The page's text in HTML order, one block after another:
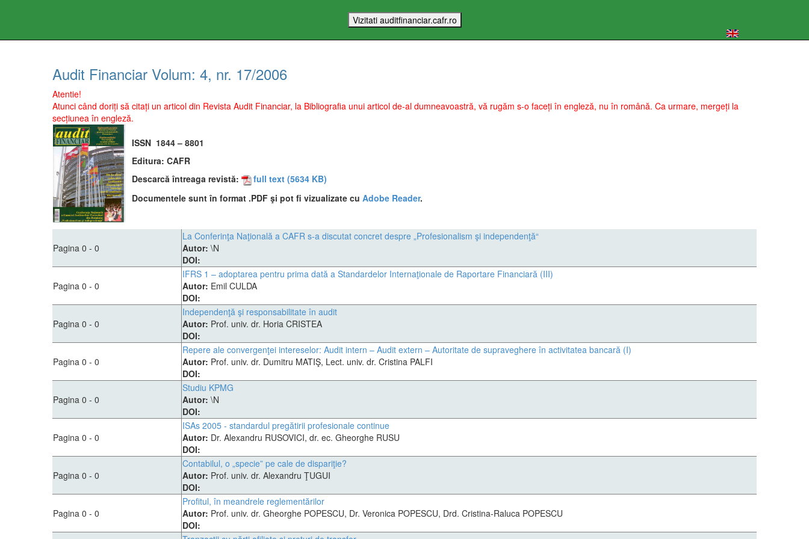
Audit Financiar Volum: 4, nr. 17/2006
Atentie!
Atunci când doriți să citați un articol din Revista Audit Financiar, la Bibliografia unui articol de-al dumneavoastră, vă rugăm s-o faceți în engleză, nu în română. Ca urmare, mergeți la
secțiunea în engleză.
ISSN 1844 – 8801
Editura: CAFR
Descarcă întreaga revistă:
full text (5634 KB)
Documentele sunt în format .PDF şi pot fi vizualizate cu Adobe Reader.
Pagina 0 - 0
La Conferinţa Naţională a CAFR s-a discutat concret despre „Profesionalism şi independenţă“
Autor: \N
DOI:
Pagina 0 - 0
IFRS 1 – adoptarea pentru prima dată a Standardelor Internaţionale de Raportare Financiară (III)
Autor: Emil CULDA
DOI:
Pagina 0 - 0
Independenţă şi responsabilitate în audit
Autor: Prof. univ. dr. Horia CRISTEA
DOI:
Pagina 0 - 0
Repere ale convergenţei intereselor: Audit intern – Audit extern – Autoritate de supraveghere în activitatea bancară (I)
Autor: Prof. univ. dr. Dumitru MATIŞ, Lect. univ. dr. Cristina PALFI
DOI:
Pagina 0 - 0
Studiu KPMG
Autor: \N
DOI:
Pagina 0 - 0
ISAs 2005 - standardul pregătirii profesionale continue
Autor: Dr. Alexandru RUSOVICI, dr. ec. Gheorghe RUSU
DOI:
Pagina 0 - 0
Contabilul, o „specie” pe cale de dispariţie?
Autor: Prof. univ. dr. Alexandru ŢUGUI
DOI:
Pagina 0 - 0
Profitul, în meandrele reglementărilor
Autor: Prof. univ. dr. Gheorghe POPESCU, Dr. Veronica POPESCU, Drd. Cristina-Raluca POPESCU
DOI: